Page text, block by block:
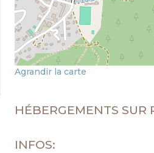
Agrandir la carte
HÉBERGEMENTS SUR
INFOS: